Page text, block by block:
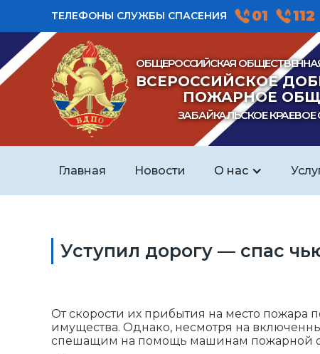
ТЕЛЕФОНЫ СЛУЖБЫ СПАСЕНИЯ 01 112
ОБЩЕРОССИЙСКАЯ
ВСЕРОССИЙСКОЕ
ПОЖАРНОЕ
ЗАБАЙКАЛЬСКОЕ КРАЕВОЕ
Главная Новости О нас
Уступил дорогу — спас
От скорости их прибытия на место пожара
имущества. Однако, несмотря на
спешащим на помощь машинам пожарной